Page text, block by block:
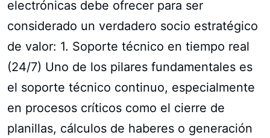
electrónicas debe ofrecer para ser
considerado un verdadero socio estratégico
de valor: 1. Soporte técnico en tiempo real
(24/7) Uno de los pilares fundamentales es
el soporte técnico continuo, especialmente
en procesos críticos como el cierre de
planillas, cálculos de haberes o generación